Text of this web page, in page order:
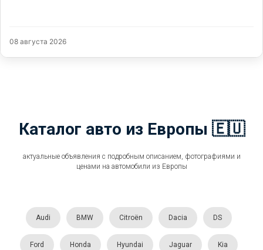
08 августа 2026
Каталог авто из Европы 🇪🇺
актуальные объявления с подробным описанием, фотографиями и
ценами на автомобили из Европы
Audi BMW Citroën Dacia DS
Ford Honda Hyundai Jaguar Kia